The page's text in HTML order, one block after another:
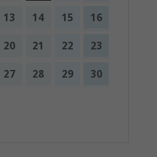
13 14 15 16
20 21 22 23
27 28 29 30